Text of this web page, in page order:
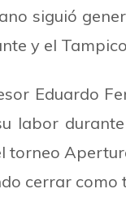
siguió
y el
Eduardo
labor
torneo
cerrar como